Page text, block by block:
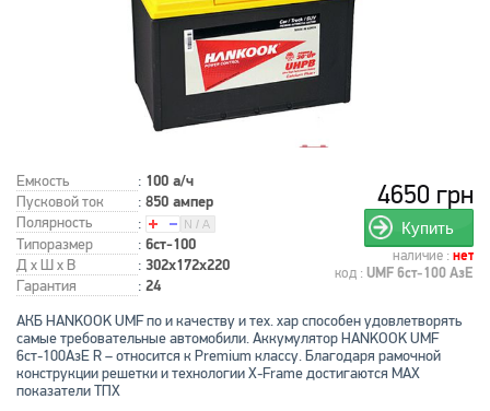
Емкость : 100 а/ч
Пусковой ток : 850 ампер
Полярность
:
Типоразмер
: 6ст-100
Д x Ш x В : 302x172x220
Гарантия : 24
4650 грн
Купить
наличие : нет
код : UMF 6ст-100 АзЕ
АКБ HANKOOK UMF по и качеству и тех. хар способен удовлетворять
самые требовательные автомобили. Аккумулятор HANKOOK UMF
6ст-100АзЕ R – относится к Premium классу. Благодаря рамочной
конструкции решетки и технологии X-Frame достигаются MAX
показатели ТПХ